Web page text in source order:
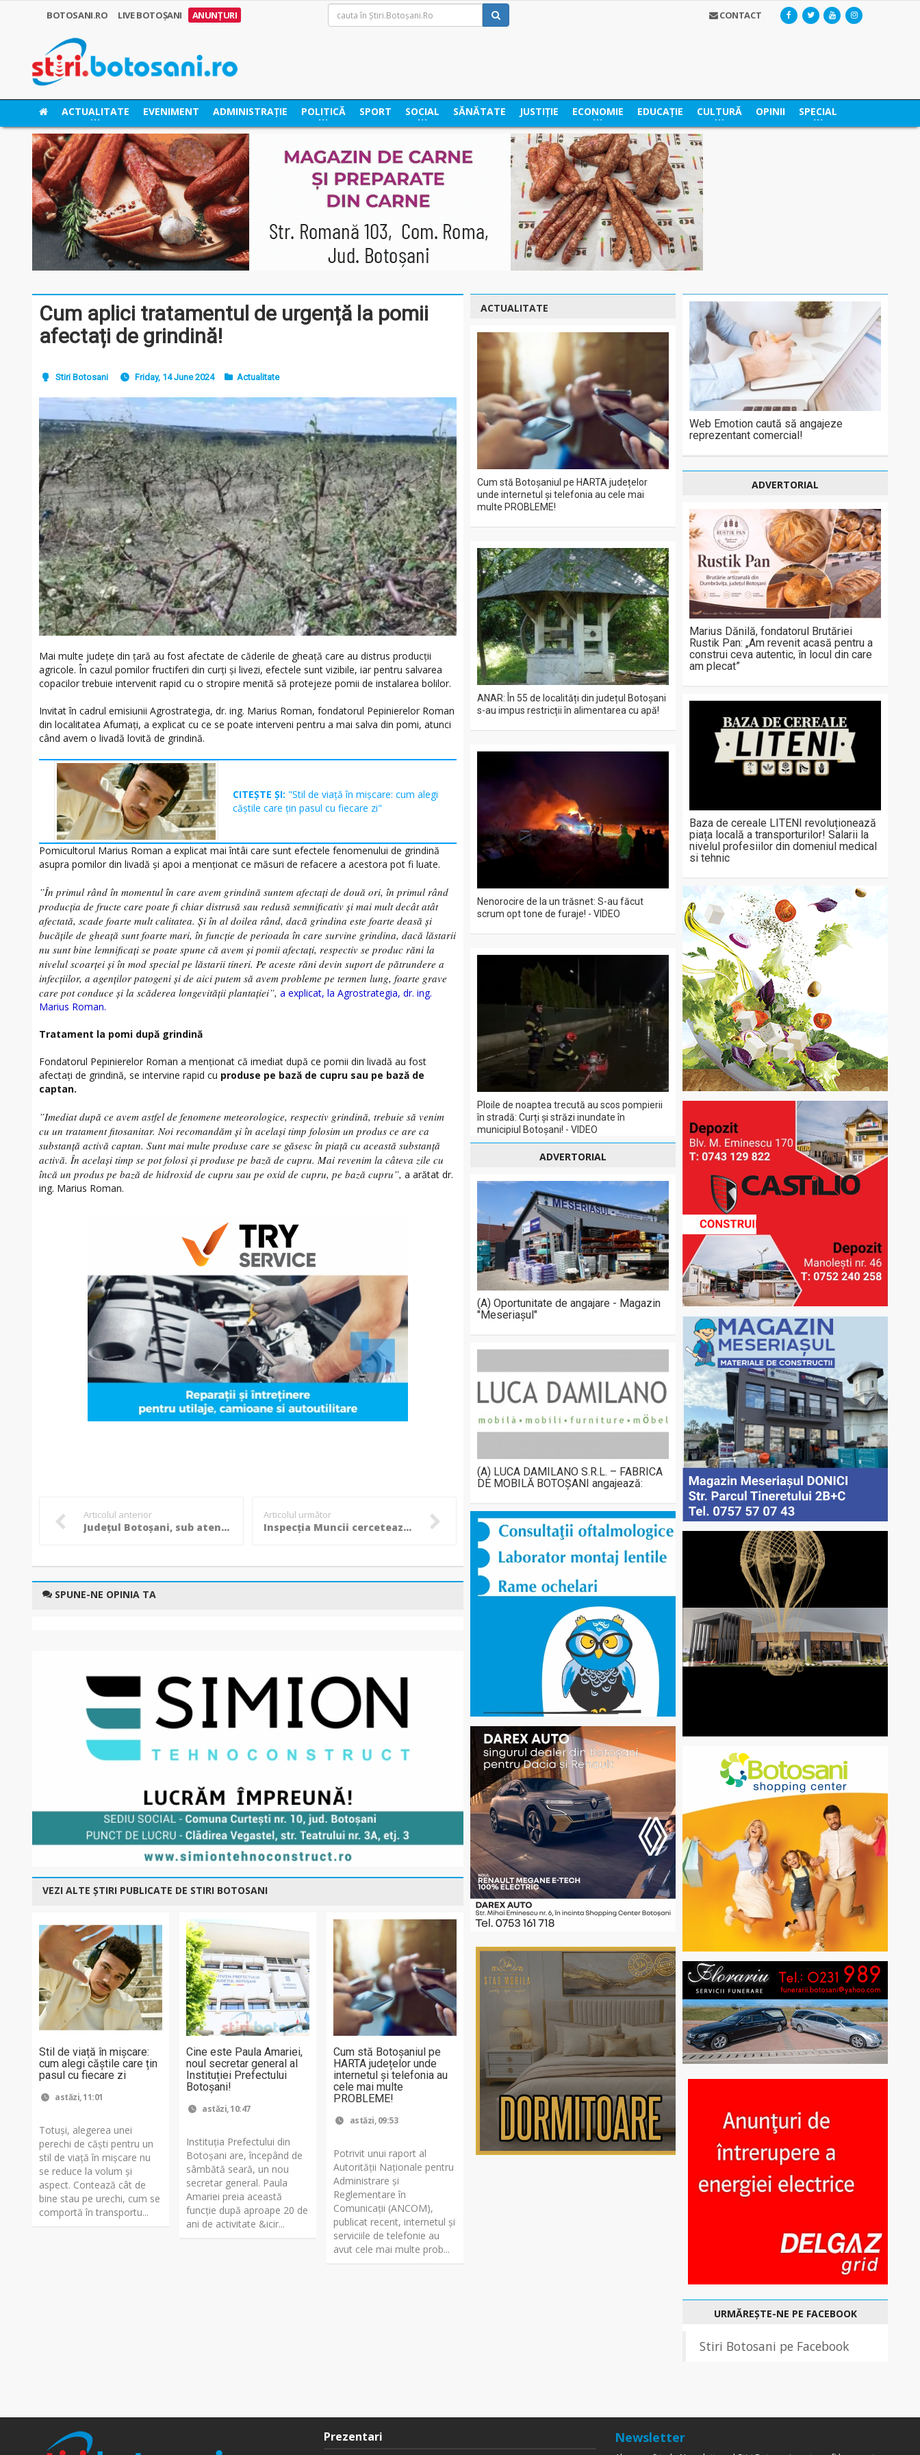
BOTOSANI.RO LIVE BOTOȘANI ANUNȚURI CONTACT
ACTUALITATE EVENIMENT ADMINISTRAȚIE POLITICĂ SPORT SOCIAL SĂNĂTATE JUSTIȚIE ECONOMIE EDUCAȚIE CULTURĂ OPINII SPECIAL
Cum aplici tratamentul de urgență la pomii
afectați de grindină!
Stiri Botosani Friday, 14 June 2024 Actualitate
Mai multe județe din țară au fost afectate de căderile de gheață care au distrus producții
agricole. În cazul pomilor fructiferi din curți și livezi, efectele sunt vizibile, iar pentru salvarea
copacilor trebuie intervenit rapid cu o stropire menită să protejeze pomii de instalarea bolilor.
Invitat în cadrul emisiunii Agrostrategia, dr. ing. Marius Roman, fondatorul Pepinierelor Roman
din localitatea Afumați, a explicat cu ce se poate interveni pentru a mai salva din pomi, atunci
când avem o livadă lovită de grindină.
CITEȘTE ȘI: "Stil de viață în mișcare: cum alegi
căștile care țin pasul cu fiecare zi"
Pomicultorul Marius Roman a explicat mai întâi care sunt efectele fenomenului de grindină
asupra pomilor din livadă și apoi a menționat ce măsuri de refacere a acestora pot fi luate.
”În primul rând în momentul în care avem grindină suntem afectați de două ori, în primul rând
producția de fructe care poate fi chiar distrusă sau redusă semnificativ și mai mult decât atât
afectată, scade foarte mult calitatea. Și în al doilea rând, dacă grindina este foarte deasă și
bucățile de gheață sunt foarte mari, în funcție de perioada în care survine grindina, dacă lăstarii
nu sunt bine lemnificați se poate spune că avem și pomii afectați, respectiv se produc răni la
nivelul scoarței și în mod special pe lăstarii tineri. Pe aceste răni devin suport de pătrundere a
infecțiilor, a agenților patogeni și de aici putem să avem probleme pe termen lung, foarte grave
care pot conduce și la scăderea longevității plantației”, a explicat, la Agrostrategia, dr. ing.
Marius Roman.
Tratament la pomi după grindină
Fondatorul Pepinierelor Roman a menționat că imediat după ce pomii din livadă au fost
afectați de grindină, se intervine rapid cu produse pe bază de cupru sau pe bază de
captan.
”Imediat după ce avem astfel de fenomene meteorologice, respectiv grindină, trebuie să venim
cu un tratament fitosanitar. Noi recomandăm și în același timp folosim un produs ce are ca
substanță activă captan. Sunt mai multe produse care se găsesc în piață cu această substanță
activă. În același timp se pot folosi și produse pe bază de cupru. Mai revenim la câteva zile cu
încă un produs pe bază de hidroxid de cupru sau pe oxid de cupru, pe bază cupru”, a arătat dr.
ing. Marius Roman.
Articolul anterior
Județul Botoșani, sub atenționare de Cod Galben de inundații!
Articolul următor
Inspecția Muncii cercetează explozia de la Dedeman Botoșani. Câte dintre victime erau angajate cu contract la data accidentului
SPUNE-NE OPINIA TA
VEZI ALTE ȘTIRI PUBLICATE DE STIRI BOTOSANI
Stil de viață în mișcare:
cum alegi căștile care țin
pasul cu fiecare zi
astăzi, 11:01
Totuși, alegerea unei
perechi de căști pentru un
stil de viață în mișcare nu
se reduce la volum și
aspect. Contează cât de
bine stau pe urechi, cum se
comportă în transportu...
Cine este Paula Amariei,
noul secretar general al
Instituției Prefectului
Botoșani!
astăzi, 10:47
Instituția Prefectului din
Botoșani are, începând de
sâmbătă seară, un nou
secretar general. Paula
Amariei preia această
funcție după aproape 20 de
ani de activitate &icir...
Cum stă Botoșaniul pe
HARTA județelor unde
internetul și telefonia au
cele mai multe
PROBLEME!
astăzi, 09:53
Potrivit unui raport al
Autorității Naționale pentru
Administrare și
Reglementare în
Comunicații (ANCOM),
publicat recent, internetul și
serviciile de telefonie au
avut cele mai multe prob...
ACTUALITATE
Cum stă Botoșaniul pe HARTA județelor
unde internetul și telefonia au cele mai
multe PROBLEME!
ANAR: În 55 de localități din județul Botoșani
s-au impus restricții în alimentarea cu apă!
Nenorocire de la un trăsnet: S-au făcut
scrum opt tone de furaje! - VIDEO
Ploile de noaptea trecută au scos pompierii
în stradă: Curți și străzi inundate în
municipiul Botoșani! - VIDEO
ADVERTORIAL
(A) Oportunitate de angajare - Magazin
"Meseriașul"
(A) LUCA DAMILANO S.R.L. – FABRICA
DE MOBILĂ BOTOȘANI angajează:
Web Emotion caută să angajeze
reprezentant comercial!
ADVERTORIAL
Marius Dănilă, fondatorul Brutăriei
Rustik Pan: „Am revenit acasă pentru a
construi ceva autentic, în locul din care
am plecat”
Baza de cereale LITENI revoluționează
piața locală a transporturilor! Salarii la
nivelul profesiilor din domeniul medical
si tehnic
URMĂREȘTE-NE PE FACEBOOK
Stiri Botosani pe Facebook
Prezentari Newsletter